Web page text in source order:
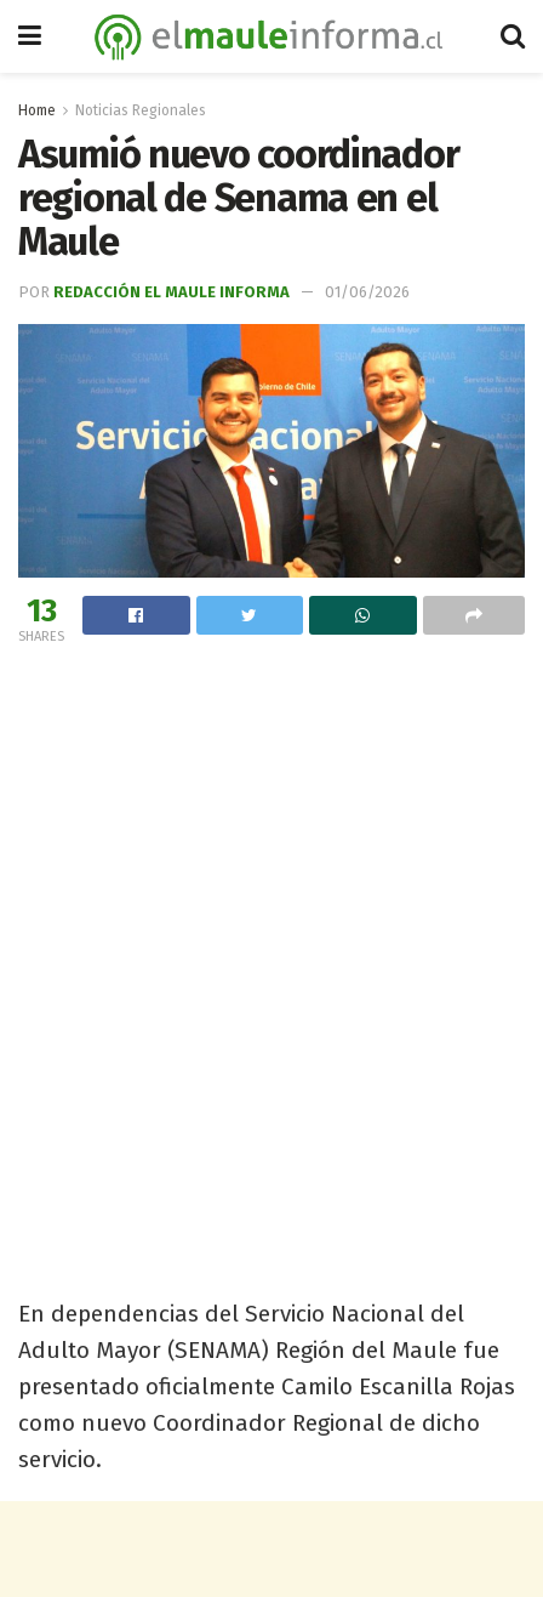
Home Noticias Regionales
Asumió nuevo coordinador
regional de Senama en el
Maule
POR REDACCIÓN EL MAULE INFORMA 01/06/2026
13
SHARES
En dependencias del Servicio Nacional del
Adulto Mayor (SENAMA) Región del Maule fue
presentado oficialmente Camilo Escanilla Rojas
como nuevo Coordinador Regional de dicho
servicio.